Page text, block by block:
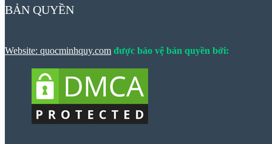
BẢN QUYỀN
Website: quocminhquy.com được bảo vệ bản quyền bởi: